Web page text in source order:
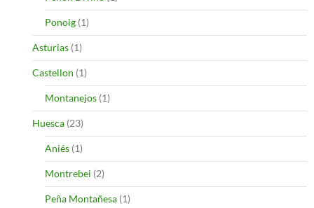
Ponoig (1)
Asturias (1)
Castellon (1)
Montanejos (1)
Huesca (23)
Aniés (1)
Montrebei (2)
Peña Montañesa (1)